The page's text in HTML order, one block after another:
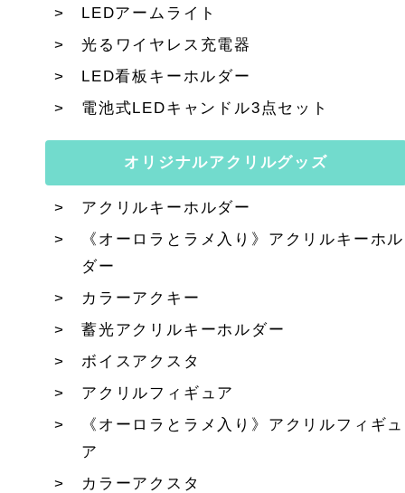
LEDアームライト
光るワイヤレス充電器
LED看板キーホルダー
電池式LEDキャンドル3点セット
オリジナルアクリルグッズ
アクリルキーホルダー
《オーロラとラメ入り》アクリルキーホル
ダー
カラーアクキー
蓄光アクリルキーホルダー
ボイスアクスタ
アクリルフィギュア
《オーロラとラメ入り》アクリルフィギュ
ア
カラーアクスタ